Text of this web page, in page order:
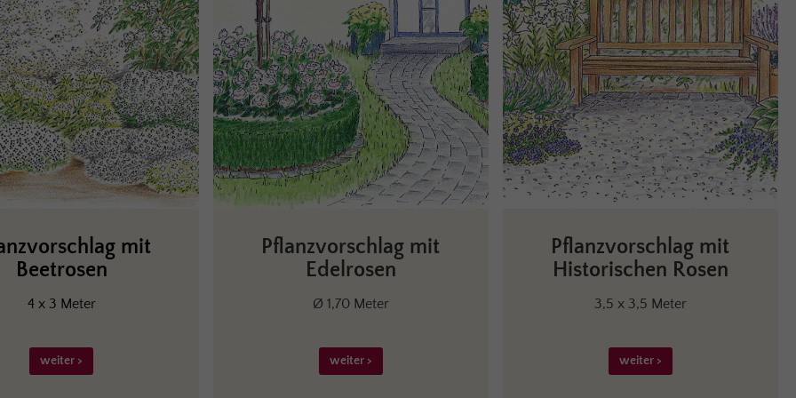
mit
Beetrosen
4 x 3 Meter
weiter >
Pflanzvorschlag mit
Edelrosen
Ø 1,70 Meter
weiter >
Pflanzvorschlag mit
Historischen Rosen
3,5 x 3,5 Meter
weiter >